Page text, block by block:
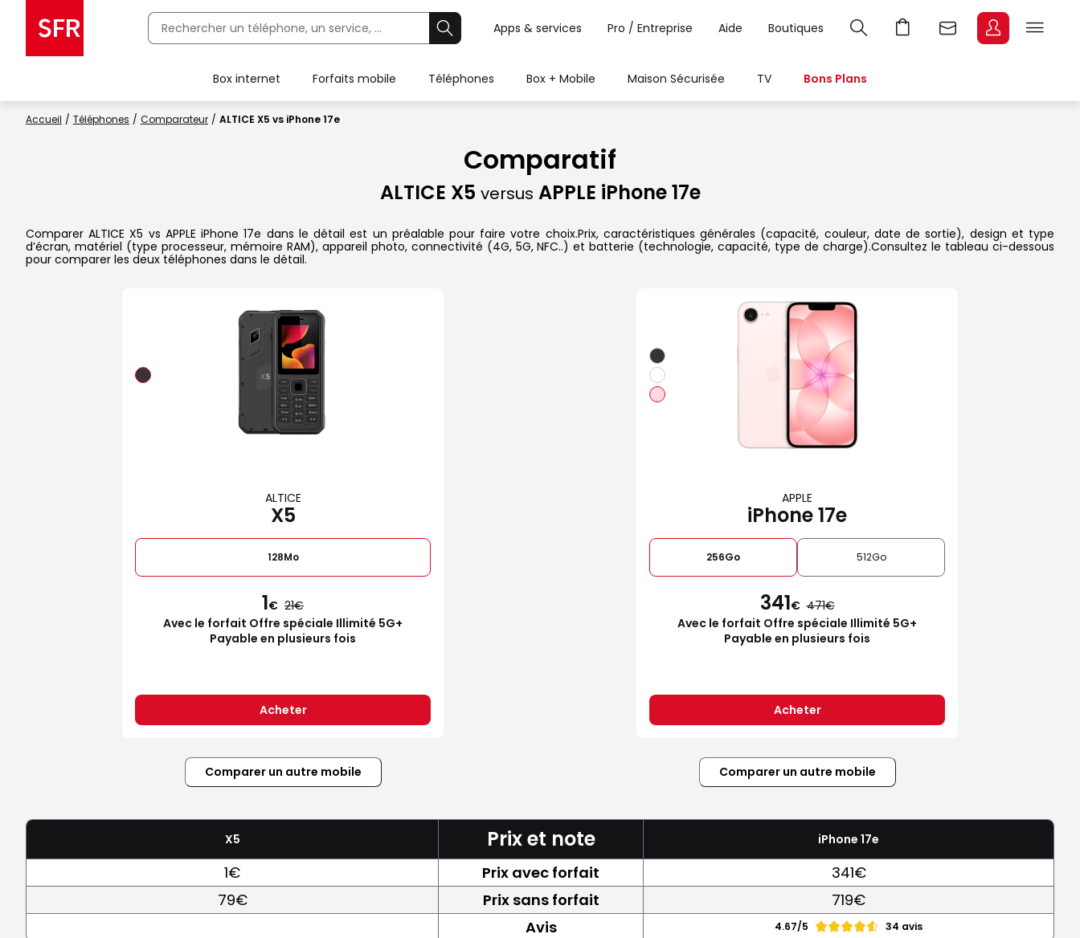
Apps & services Pro / Entreprise Aide Boutiques
Box internet Forfaits mobile Téléphones Box + Mobile Maison Sécurisée TV Bons Plans
Accueil Téléphones Comparateur ALTICE X5 vs iPhone 17e
Comparatif
ALTICE X5 versus APPLE iPhone 17e
Comparer ALTICE X5 vs APPLE iPhone 17e dans le détail est un préalable pour faire votre choix.Prix, caractéristiques générales (capacité, couleur, date de sortie), design et type
d’écran, matériel (type processeur, mémoire RAM), appareil photo, connectivité (4G, 5G, NFC..) et batterie (technologie, capacité, type de charge).Consultez le tableau ci-dessous
pour comparer les deux téléphones dans le détail.
ALTICE
X5
128Mo
1€ 21
Avec le forfait Offre spéciale Illimité 5G+
Payable en plusieurs fois
Acheter
APPLE
iPhone 17e
256Go 512Go
341€ 471
Avec le forfait Offre spéciale Illimité 5G+
Payable en plusieurs fois
Acheter
Comparer un autre mobile Comparer un autre mobile
X5 Prix et note iPhone 17e
1€ Prix avec forfait
341€
79€
Prix sans forfait
719€
Avis
4.67/5 34 avis